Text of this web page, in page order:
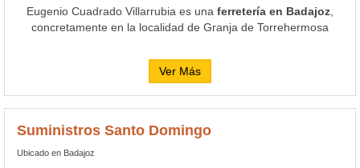
Eugenio Cuadrado Villarrubia es una ferretería en Badajoz
concretamente en la localidad de Granja de Torrehermosa
Ver Más
Suministros Santo Domingo
Ubicado en Badajoz